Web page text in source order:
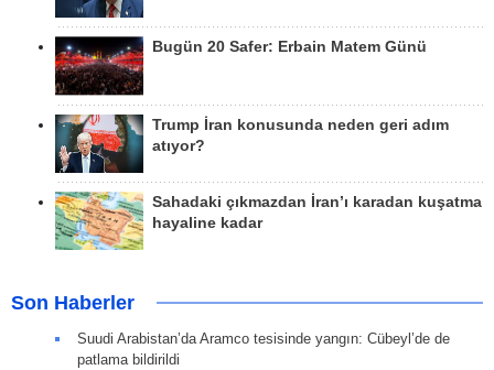
Bugün 20 Safer: Erbain Matem Günü
Trump İran konusunda neden geri adım
atıyor?
Sahadaki çıkmazdan İran’ı karadan kuşatma
hayaline kadar
Son Haberler
Suudi Arabistan’da Aramco tesisinde yangın: Cübeyl’de de
patlama bildirildi